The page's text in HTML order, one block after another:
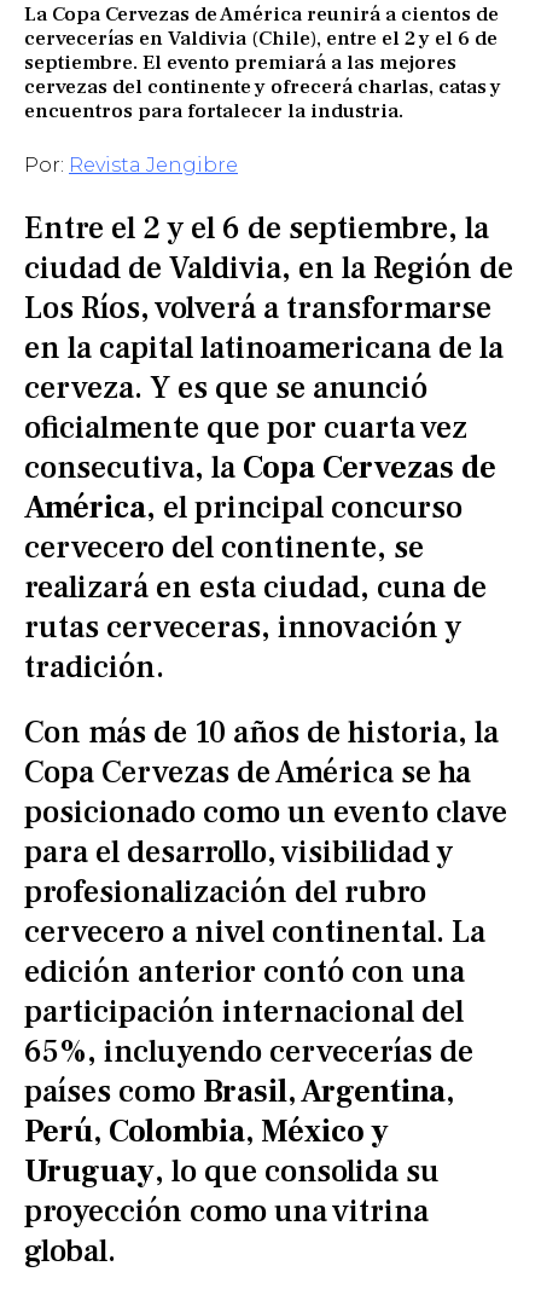
La Copa Cervezas de América reunirá a cientos de
cervecerías en Valdivia (Chile), entre el 2 y el 6 de
septiembre. El evento premiará a las mejores
cervezas del continente y ofrecerá charlas, catas y
encuentros para fortalecer la industria.
Por: Revista Jengibre
Entre el 2 y el 6 de septiembre, la
ciudad de Valdivia, en la Región de
Los Ríos, volverá a transformarse
en la capital latinoamericana de la
cerveza. Y es que se anunció
oficialmente que por cuarta vez
consecutiva, la Copa Cervezas de
América, el principal concurso
cervecero del continente, se
realizará en esta ciudad, cuna de
rutas cerveceras, innovación y
tradición.
Con más de 10 años de historia, la
Copa Cervezas de América se ha
posicionado como un evento clave
para el desarrollo, visibilidad y
profesionalización del rubro
cervecero a nivel continental. La
edición anterior contó con una
participación internacional del
65%, incluyendo cervecerías de
países como Brasil, Argentina,
Perú, Colombia, México y
Uruguay, lo que consolida su
proyección como una vitrina
global.